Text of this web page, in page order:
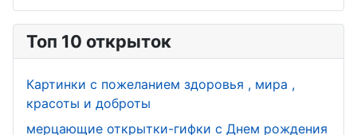
Топ 10 открыток
Картинки с пожеланием здоровья , мира ,
красоты и доброты
мерцающие открытки-гифки с Днем рождения